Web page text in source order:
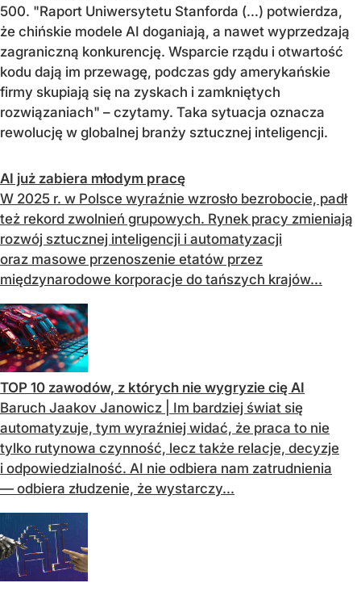
500. "Raport Uniwersytetu Stanforda (…) potwierdza,
że chińskie modele AI doganiają, a nawet wyprzedzają
zagraniczną konkurencję. Wsparcie rządu i otwartość
kodu dają im przewagę, podczas gdy amerykańskie
firmy skupiają się na zyskach i zamkniętych
rozwiązaniach" – czytamy. Taka sytuacja oznacza
rewolucję w globalnej branży sztucznej inteligencji.
AI już zabiera młodym pracę
W 2025 r. w Polsce wyraźnie wzrosło bezrobocie, padł
też rekord zwolnień grupowych. Rynek pracy zmieniają
rozwój sztucznej inteligencji i automatyzacji
oraz masowe przenoszenie etatów przez
międzynarodowe korporacje do tańszych krajów...
TOP 10 zawodów, z których nie wygryzie cię AI
Baruch Jaakov Janowicz | Im bardziej świat się
automatyzuje, tym wyraźniej widać, że praca to nie
tylko rutynowa czynność, lecz także relacje, decyzje
i odpowiedzialność. AI nie odbiera nam zatrudnienia
— odbiera złudzenie, że wystarczy...